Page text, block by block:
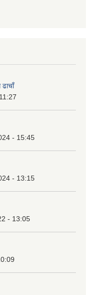
ढाचाँ
- 15:45
- 13:15
- 13:05